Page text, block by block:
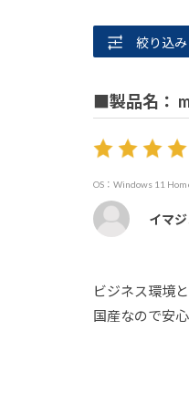
絞り込み
■製品名：
OS：Windows 11
イマ
ビジネス環境
国産なので安心